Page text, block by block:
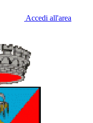
Accedi all'area